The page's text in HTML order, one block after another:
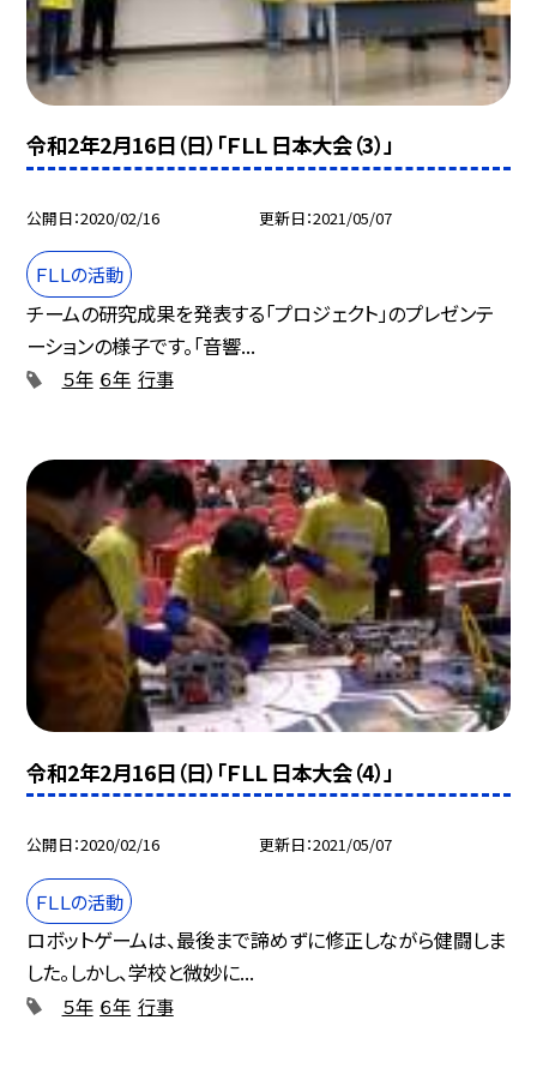
令和2年2月16日（日）「ＦＬＬ 日本大会（3）」
公開日 2020/02/16 更新日 2021/05/07
ＦＬＬの活動
チームの研究成果を発表する「プロジェクト」のプレゼンテ
ーションの様子です。「音響...
５年 ６年 行事
令和2年2月16日（日）「ＦＬＬ 日本大会（4）」
公開日 2020/02/16 更新日 2021/05/07
ＦＬＬの活動
ロボットゲームは、最後まで諦めずに修正しながら健闘しま
した。しかし、学校と微妙に...
５年 ６年 行事